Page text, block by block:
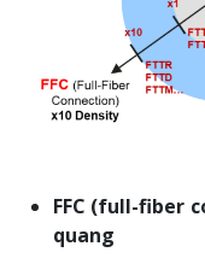
FFC (full-fiber
quang